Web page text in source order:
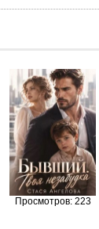
Просмотров: 223